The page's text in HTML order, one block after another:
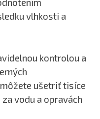
vlhkosti a
kontrolou a
ušetriť tisíce
vodu a opravách